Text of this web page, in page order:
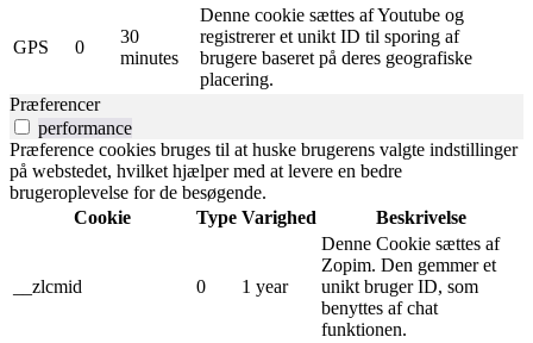
GPS 0
30
minutes
Denne cookie sættes af Youtube og
registrerer et unikt ID til sporing af
brugere baseret på deres geografiske
placering.
Præferencer
performance
Præference cookies bruges til at huske brugerens valgte indstillinger
på webstedet, hvilket hjælper med at levere en bedre
brugeroplevelse for de besøgende.
Cookie
Type Varighed Beskrivelse
__zlcmid 0 1 year
Denne Cookie sættes af
Zopim. Den gemmer et
unikt bruger ID, som
benyttes af chat
funktionen.